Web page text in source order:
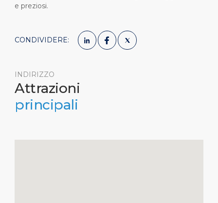
e preziosi.
CONDIVIDERE:
INDIRIZZO
Attrazioni
principali